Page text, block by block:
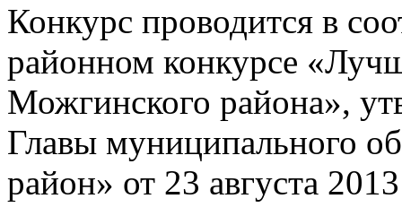
Конкурс проводится в
районном конкурсе
Можгинского района»,
Главы муниципального
район» от 23 августа